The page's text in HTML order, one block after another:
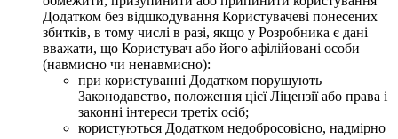
Додатком без відшкодування Користувачеві понесених
збитків, в тому числі в разі, якщо у Розробника є дані
вважати, що Користувач або його афілійовані особи
(навмисно чи ненавмисно):
при користуванні Додатком порушують
Законодавство, положення цієї Ліцензії або права і
законні інтереси третіх осіб;
користуються Додатком недобросовісно, надмірно